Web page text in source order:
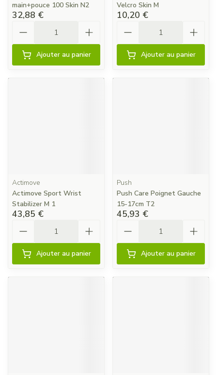
main+pouce 100 Skin N2
32,88 €
Ajouter au panier
Velcro Skin M
10,20 €
Ajouter au panier
Actimove
Actimove Sport Wrist
Stabilizer M 1
43,85 €
Ajouter au panier
Push
Push Care Poignet Gauche
15-17cm T2
45,93 €
Ajouter au panier